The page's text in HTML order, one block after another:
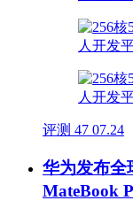
评测 47 07.24
华为发布全
MateBook